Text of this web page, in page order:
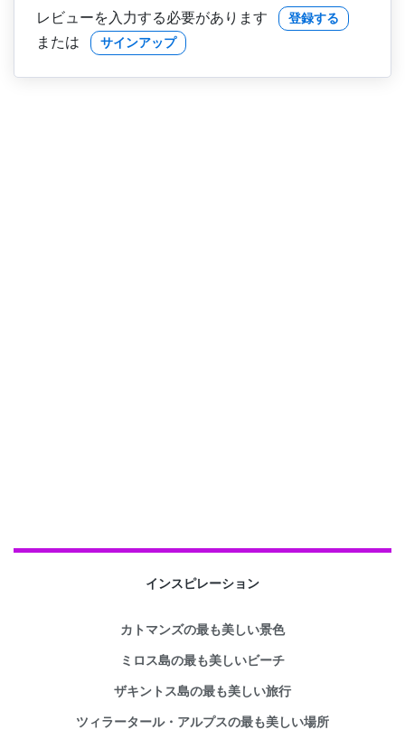
レビューを入力する必要があります 登録する
または サインアップ
インスピレーション
カトマンズの最も美しい景色
ミロス島の最も美しいビーチ
ザキントス島の最も美しい旅行
ツィラータール・アルプスの最も美しい場所